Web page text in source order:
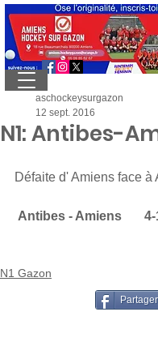
N1: Antibes-
aschockeysurgazon
12 sept. 2016
Défaite d' Amiens face à
Antibes - Amiens       4-
N1 Gazon
Partager